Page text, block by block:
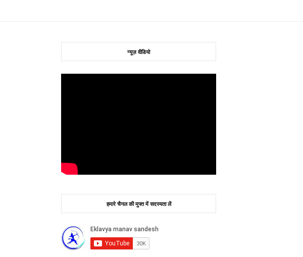
न्यूज़ वीडियो
हमारे चैनल की मुफ्त में सदस्यता लें